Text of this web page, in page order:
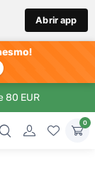
Abrir app
80 EUR
0